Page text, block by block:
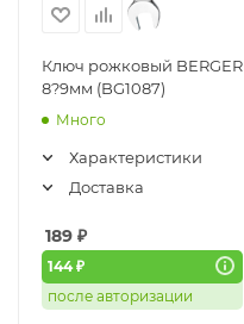
Ключ рожковый BERGER
8?9мм (BG1087)
Много
Характеристики
Доставка
189 ₽
144 ₽
после авторизации